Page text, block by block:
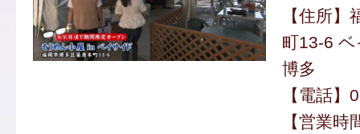
【住所
町13-6
博多
【電話
【営業